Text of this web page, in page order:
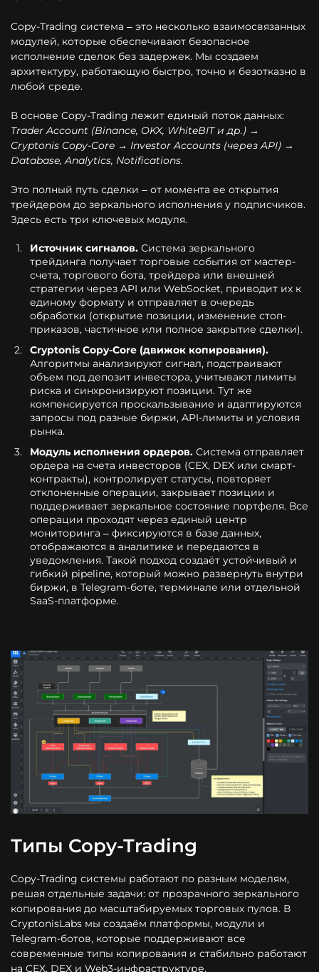
Copy-Trading система – это несколько взаимосвязанных
модулей, которые обеспечивают безопасное
исполнение сделок без задержек. Мы создаем
архитектуру, работающую быстро, точно и безотказно в
любой среде.
В основе Copy-Trading лежит единый поток данных:
Trader Account (Binance, OKX, WhiteBIT и др.) →
Cryptonis Copy-Core → Investor Accounts (через API) →
Database, Analytics, Notifications.
Это полный путь сделки – от момента ее открытия
трейдером до зеркального исполнения у подписчиков.
Здесь есть три ключевых модуля.
Источник сигналов. Система зеркального
трейдинга получает торговые события от мастер-
счета, торгового бота, трейдера или внешней
стратегии через API или WebSocket, приводит их к
единому формату и отправляет в очередь
обработки (открытие позиции, изменение стоп-
приказов, частичное или полное закрытие сделки).
Cryptonis Copy-Core (движок копирования).
Алгоритмы анализируют сигнал, подстраивают
объем под депозит инвестора, учитывают лимиты
риска и синхронизируют позиции. Тут же
компенсируется проскальзывание и адаптируются
запросы под разные биржи, API-лимиты и условия
рынка.
Модуль исполнения ордеров. Система отправляет
ордера на счета инвесторов (CEX, DEX или смарт-
контракты), контролирует статусы, повторяет
отклоненные операции, закрывает позиции и
поддерживает зеркальное состояние портфеля. Все
операции проходят через единый центр
мониторинга – фиксируются в базе данных,
отображаются в аналитике и передаются в
уведомления. Такой подход создаёт устойчивый и
гибкий pipeline, который можно развернуть внутри
биржи, в Telegram-боте, терминале или отдельной
SaaS-платформе.
Типы Copy-Trading
Copy-Trading системы работают по разным моделям,
решая отдельные задачи: от прозрачного зеркального
копирования до масштабируемых торговых пулов. В
CryptonisLabs мы создаём платформы, модули и
Telegram-ботов, которые поддерживают все
современные типы копирования и стабильно работают
на CEX, DEX и Web3-инфраструктуре.